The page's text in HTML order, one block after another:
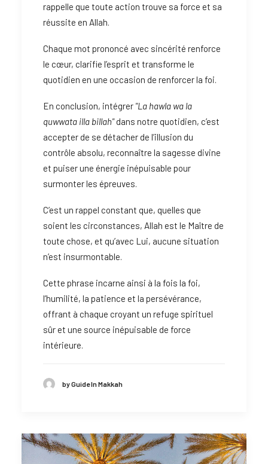
rappelle que toute action trouve sa force et sa
réussite en Allah.
Chaque mot prononcé avec sincérité renforce
le cœur, clarifie l’esprit et transforme le
quotidien en une occasion de renforcer la foi.
En conclusion, intégrer "La hawla wa la
quwwata illa billah"dans notre quotidien, c’est
accepter de se détacher de l’illusion du
contrôle absolu, reconnaître la sagesse divine
et puiser une énergie inépuisable pour
surmonter les épreuves.
C’est un rappel constant que, quelles que
soient les circonstances, Allah est le Maître de
toute chose, et qu’avec Lui, aucune situation
n’est insurmontable.
Cette phrase incarne ainsi à la fois la foi,
l’humilité, la patience et la persévérance,
offrant à chaque croyant un refuge spirituel
sûr et une source inépuisable de force
intérieure.
by Guide In Makkah